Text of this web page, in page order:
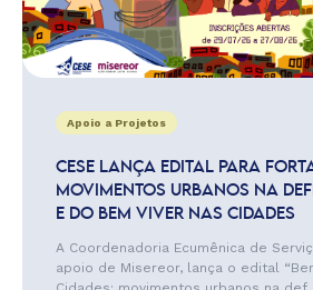
Apoio a Projetos
CESE LANÇA EDITAL PARA
MOVIMENTOS URBANOS NA
E DO BEM VIVER NAS CIDADES
A Coordenadoria Ecumênica de
apoio de Misereor, lança o edital